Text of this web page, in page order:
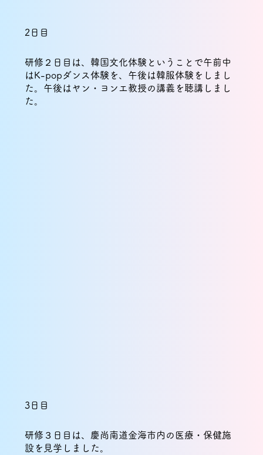
2日目
研修２日目は、韓国文化体験ということで午前中
はK-popダンス体験を、午後は韓服体験をしまし
た。午後はヤン・ヨンエ教授の講義を聴講しまし
た。
3日目
研修３日目は、慶尚南道金海市内の医療・保健施
設を見学しました。